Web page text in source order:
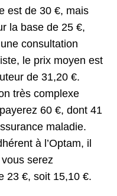
est de 30 €, mais
la base de 25 €,
consultation
le prix moyen est
de 31,20 €.
très complexe
60 €, dont 41
maladie.
à l’Optam, il
serez
23 €, soit 15,10 €.